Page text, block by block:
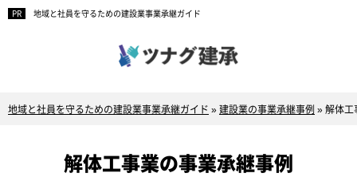
地域と社員を守るための建設業事業承継ガイド
地域と社員を守るための建設業事業承継ガイド »建設業の事業承継事例 »解体工
解体工事業の事業承継事例